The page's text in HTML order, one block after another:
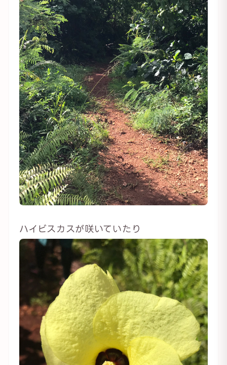
ハイビスカスが咲いていたり